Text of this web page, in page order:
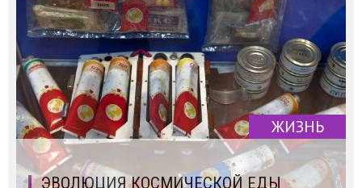
ЖИЗНЬ
ЭВОЛЮЦИЯ КОСМИЧЕСКОЙ ЕДЫ